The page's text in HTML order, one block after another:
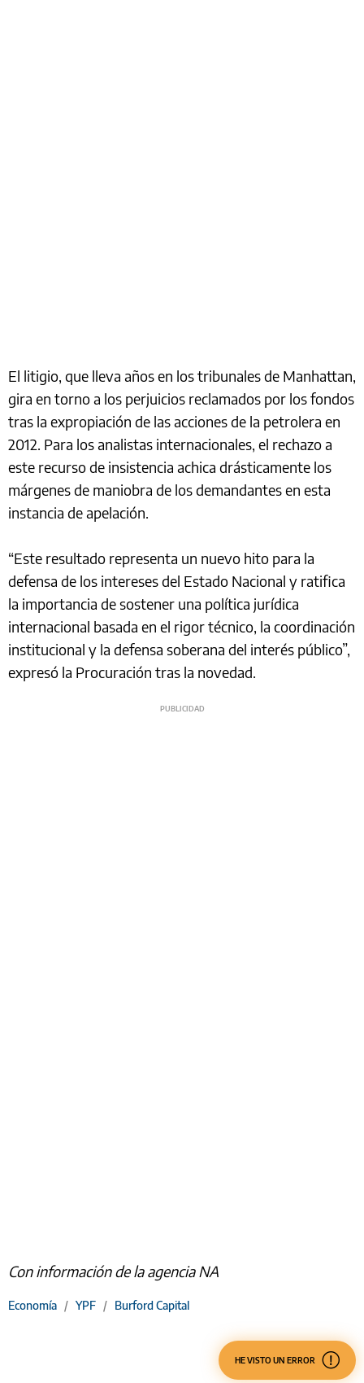
El litigio, que lleva años en los tribunales de Manhattan,
gira en torno a los perjuicios reclamados por los fondos
tras la expropiación de las acciones de la petrolera en
2012. Para los analistas internacionales, el rechazo a
este recurso de insistencia achica drásticamente los
márgenes de maniobra de los demandantes en esta
instancia de apelación.
“Este resultado representa un nuevo hito para la
defensa de los intereses del Estado Nacional y ratifica
la importancia de sostener una política jurídica
internacional basada en el rigor técnico, la coordinación
institucional y la defensa soberana del interés público”,
expresó la Procuración tras la novedad.
Con información de la agencia NA
Economía / YPF / Burford Capital
HE VISTO UN ERROR